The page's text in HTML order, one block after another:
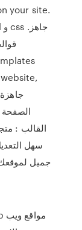
your site.
القالب :
سهل